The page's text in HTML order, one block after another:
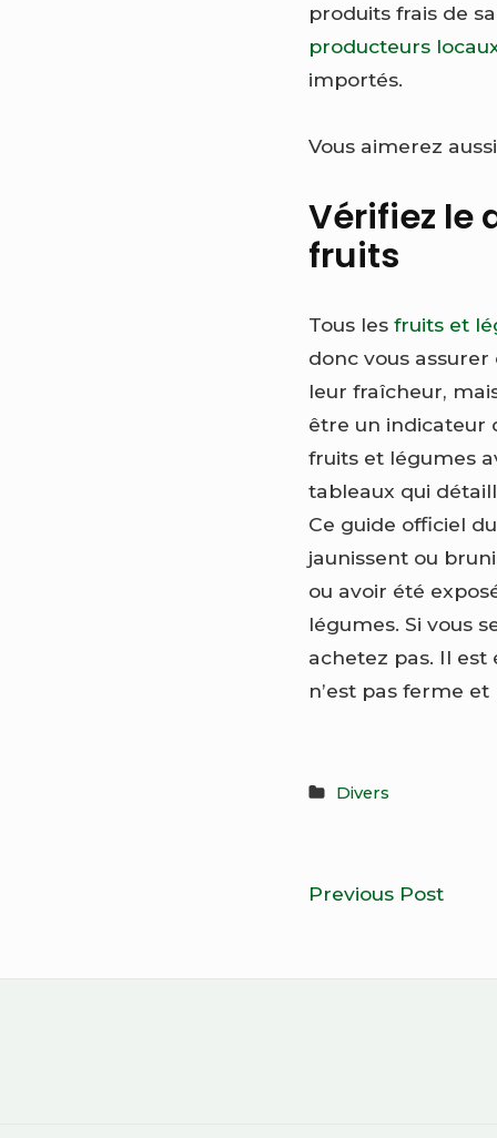
produits frais de
producteurs
importés.
Vous aimerez
Vérifiez le
fruits
Tous lesfruits et
donc vous
leur fraîcheur,
être un indicateur
fruits et légumes
tableaux qui
Ce guide officiel
jaunissent ou
ou avoir été
légumes. Si vous
achetez pas. Il est
n’est pas ferme
Divers
Previous Post5